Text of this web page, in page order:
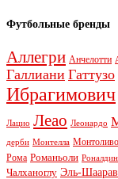
Футбольные бренды
Аллегри Анчелотти
Галлиани Гаттузо
Ибрагимович
Лацио Леао Леонардо
дерби Монтелла Монтоливо
Рома Романьоли
Чалханоглу Эль-